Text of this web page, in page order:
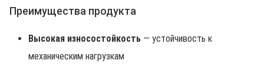
Преимущества продукта
Высокая износостойкость — устойчивость к
механическим нагрузкам